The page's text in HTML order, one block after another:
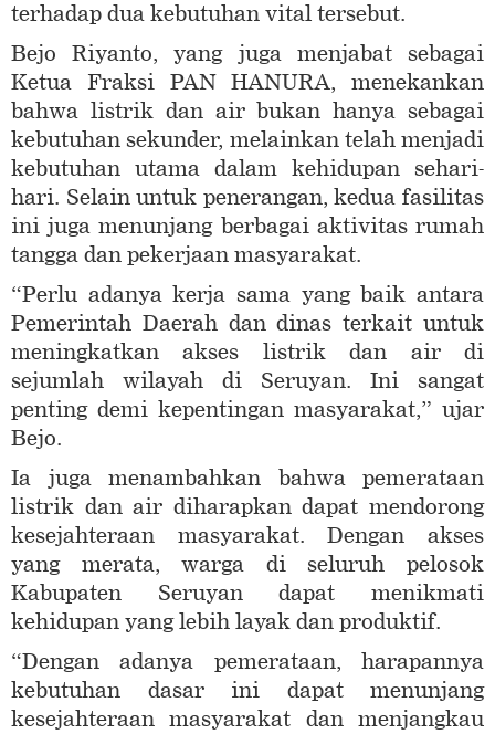
terhadap dua kebutuhan vital tersebut.
Bejo Riyanto, yang juga menjabat sebagai
Ketua Fraksi PAN HANURA, menekankan
bahwa listrik dan air bukan hanya sebagai
kebutuhan sekunder, melainkan telah menjadi
kebutuhan utama dalam kehidupan sehari-
hari. Selain untuk penerangan, kedua fasilitas
ini juga menunjang berbagai aktivitas rumah
tangga dan pekerjaan masyarakat.
“Perlu adanya kerja sama yang baik antara
Pemerintah Daerah dan dinas terkait untuk
meningkatkan akses listrik dan air di
sejumlah wilayah di Seruyan. Ini sangat
penting demi kepentingan masyarakat,” ujar
Bejo.
Ia juga menambahkan bahwa pemerataan
listrik dan air diharapkan dapat mendorong
kesejahteraan masyarakat. Dengan akses
yang merata, warga di seluruh pelosok
Kabupaten Seruyan dapat menikmati
kehidupan yang lebih layak dan produktif.
“Dengan adanya pemerataan, harapannya
kebutuhan dasar ini dapat menunjang
kesejahteraan masyarakat dan menjangkau